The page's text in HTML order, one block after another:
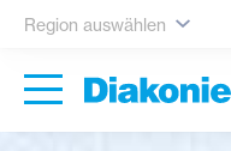
Region auswählen